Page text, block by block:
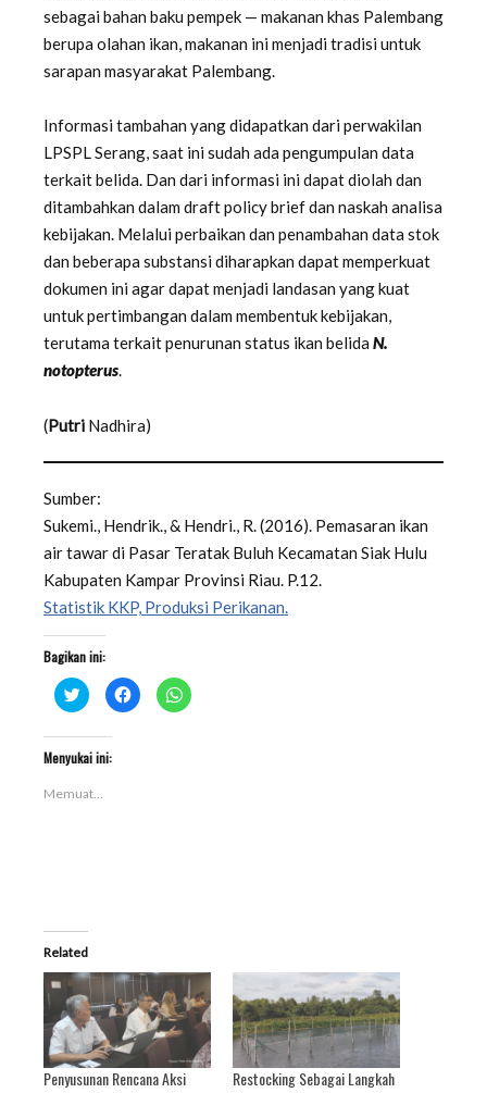
sebagai bahan baku pempek — makanan khas Palembang
berupa olahan ikan, makanan ini menjadi tradisi untuk
sarapan masyarakat Palembang.
Informasi tambahan yang didapatkan dari perwakilan
LPSPL Serang, saat ini sudah ada pengumpulan data
terkait belida. Dan dari informasi ini dapat diolah dan
ditambahkan dalam draft policy brief dan naskah analisa
kebijakan. Melalui perbaikan dan penambahan data stok
dan beberapa substansi diharapkan dapat memperkuat
dokumen ini agar dapat menjadi landasan yang kuat
untuk pertimbangan dalam membentuk kebijakan,
terutama terkait penurunan status ikan belida N.
notopterus.
(Putri Nadhira)
Sumber:
Sukemi., Hendrik., & Hendri., R. (2016). Pemasaran ikan
air tawar di Pasar Teratak Buluh Kecamatan Siak Hulu
Kabupaten Kampar Provinsi Riau. P.12.
Statistik KKP, Produksi Perikanan.
Bagikan ini:
Klik
untuk
berbagi
Twitter(Membuka
di
jendela
baru)
Klik
untuk
membagikan
Klik
untuk
Menyukai ini:
Memuat...
Related
Penyusunan Rencana Aksi
Restocking Sebagai Langkah